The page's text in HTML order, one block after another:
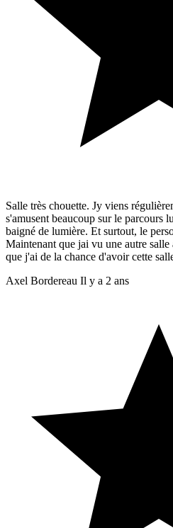
Salle très chouette. Jy viens
s'amusent beaucoup sur le parcours
baigné de lumière. Et surtout, le
Maintenant que jai vu une autre
que j'ai de la chance d'avoir cette
Axel Bordereau Il y a 2 ans